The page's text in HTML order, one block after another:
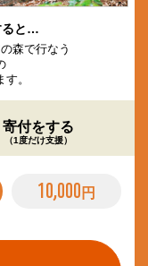
ると…
森で行なう
。
寄付をする
（1度だけ支援）
10,000 円